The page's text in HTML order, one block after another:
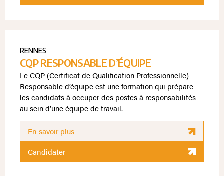
RENNES
CQP RESPONSABLE D’ÉQUIPE
Le CQP (Certificat de Qualification Professionnelle)
Responsable d’équipe est une formation qui prépare
les candidats à occuper des postes à responsabilités
au sein d’une équipe de travail.
En savoir plus
Candidater